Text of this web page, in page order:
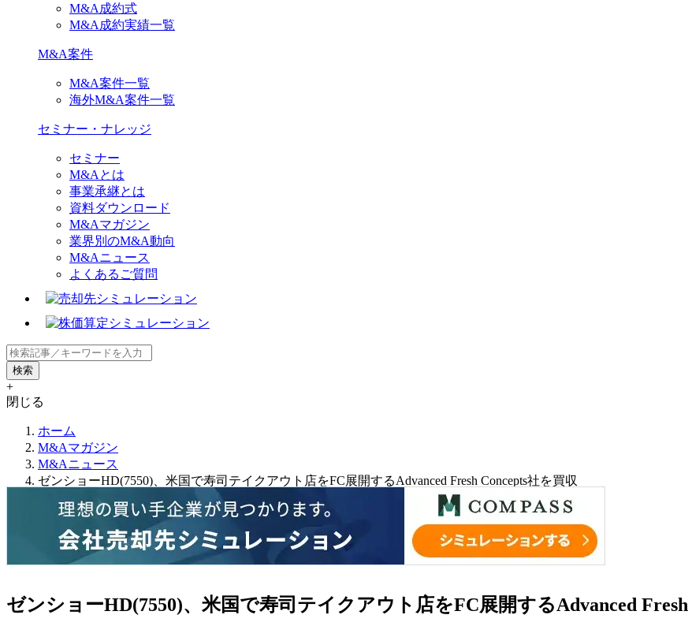
M&A成約式
M&A成約実績一覧
M&A案件
M&A案件一覧
海外M&A案件一覧
セミナー・ナレッジ
セミナー
M&Aとは
事業承継とは
資料ダウンロード
M&Aマガジン
業界別のM&A動向
M&Aニュース
よくあるご質問
+
閉じる
ホーム
M&Aマガジン
M&Aニュース
ゼンショーHD(7550)、米国で寿司テイクアウト店をFC展開するAdvanced Fresh Concepts社を買収
ゼンショーHD(7550)、米国で寿司テイクアウト店をFC展開するAdvanced Fresh